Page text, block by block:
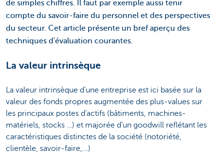
de simples chiffres. Il faut par exemple aussi tenir
compte du savoir-faire du personnel et des perspectives
du secteur. Cet article présente un bref aperçu des
techniques d'évaluation courantes.
La valeur intrinsèque
La valeur intrinsèque d'une entreprise est ici basée sur la
valeur des fonds propres augmentée des plus-values sur
les principaux postes d’actifs (bâtiments, machines-
matériels, stocks …) et majorée d’un goodwill reflétant les
caractéristiques distinctes de la société (notoriété,
clientèle, savoir-faire,...)